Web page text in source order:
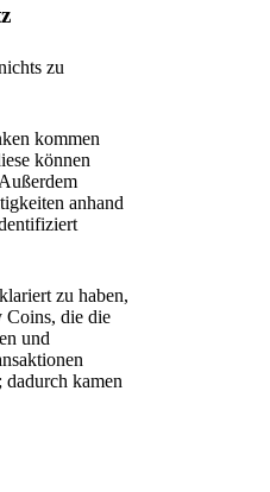
zu
kommen
können
anhand
zu haben,
Coins, die die
und
kamen